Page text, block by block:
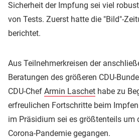
Sicherheit der Impfung sei viel
von Tests. Zuerst hatte die "Bild"-
berichtet.
Aus Teilnehmerkreisen der
Beratungen des größeren CDU-
CDU-Chef Armin Laschet habe zu
erfreulichen Fortschritte beim
im Präsidium sei es größtenteils um
Corona-Pandemie gegangen.